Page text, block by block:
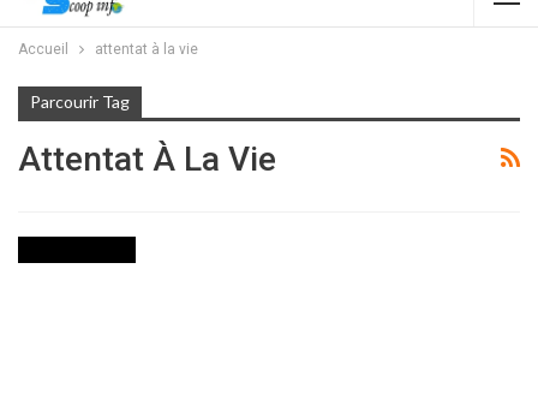
Accueil attentat à la vie
Parcourir Tag
Attentat À La Vie